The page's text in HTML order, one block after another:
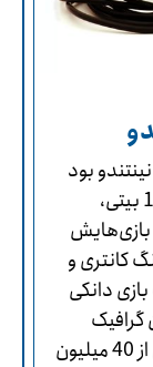
بود
که به علت استفاده از پردازندۀ داخلی 16 بیتی،
کانتری و
دانکی
محسوب می‌شد. از 1990 تا 2003 بیش از 40 میلیون